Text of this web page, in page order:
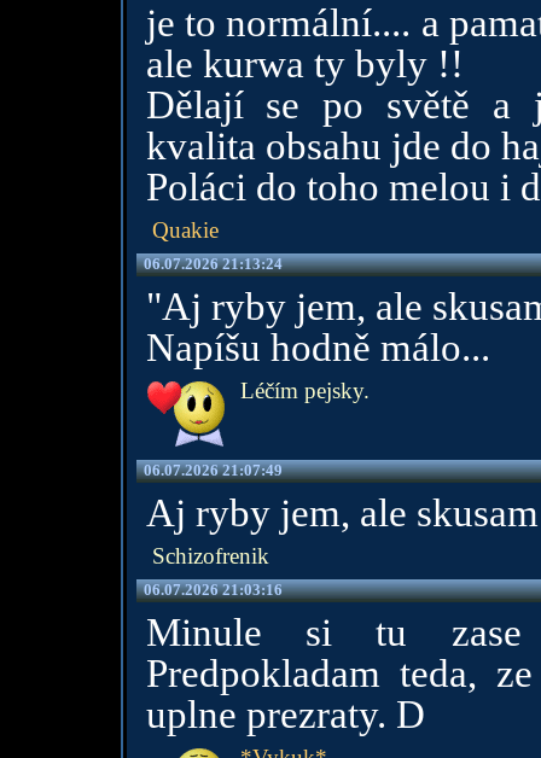
je to normální.... a
ale kurwa ty byly !!
Dělají se po světě a
kvalita obsahu jde do
Poláci do toho melou i
Quakie
06.07.2026 21:13:24
"Aj ryby jem, ale
Napíšu hodně málo...
Léčím pejsky.
06.07.2026 21:07:49
Aj ryby jem, ale
Schizofrenik
06.07.2026 21:03:16
Minule si tu zase
Predpokladam teda,
uplne prezraty. D